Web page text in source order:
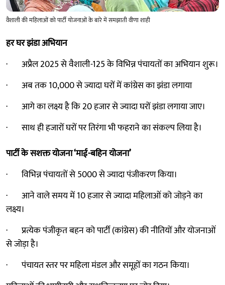
वैशाली की महिलाओं को पार्टी योजनाओं के बारे में समझाती वीणा शाही
हर घर झंडा अभियान
· अप्रैल 2025 से वैशाली-125 के विभिन्न पंचायतों का अभियान शुरू।
· अब तक 10,000 से ज्यादा घरों में कांग्रेस का झंडा लगाया
· आगे का लक्ष्य है कि 20 हजार से ज्यादा घरों झंडा लगाया जाए।
· साथ ही हजारों घरों पर तिरंगा भी फहराने का संकल्प लिया है।
पार्टी के सशक्त योजना ‘माई-बहिन योजना’
· विभिन्न पंचायतों से 5000 से ज्यादा पंजीकरण किया।
· आने वाले समय में 10 हजार से ज्यादा महिलाओं को जोड़ने का
लक्ष्य।
· प्रत्येक पंजीकृत बहन को पार्टी (कांग्रेस) की नीतियों और योजनाओं
से जोड़ा है।
· पंचायत स्तर पर महिला मंडल और समूहों का गठन किया।